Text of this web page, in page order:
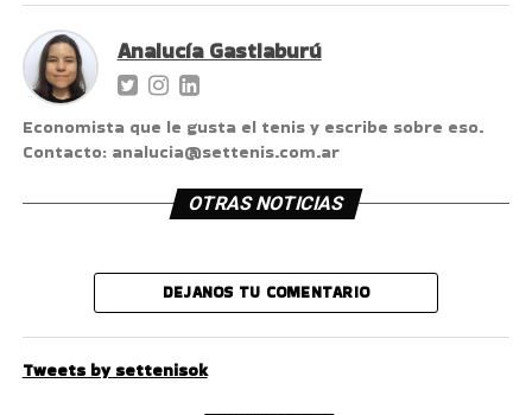
Analucía Gastiaburú
Economista que le gusta el tenis y escribe sobre eso.
Contacto: analucia@settenis.com.ar
OTRAS NOTICIAS
DEJANOS TU COMENTARIO
Tweets by settenisok